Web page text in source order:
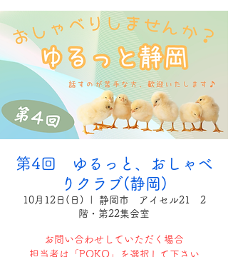
第4回 ゆるっと、おしゃべ
りクラブ(静岡)
10月12日(日)
静岡市 アイセル21 2
階・第22集会室
お問い合わせしていただく場合
担当者は「POKO」を選択して下さい